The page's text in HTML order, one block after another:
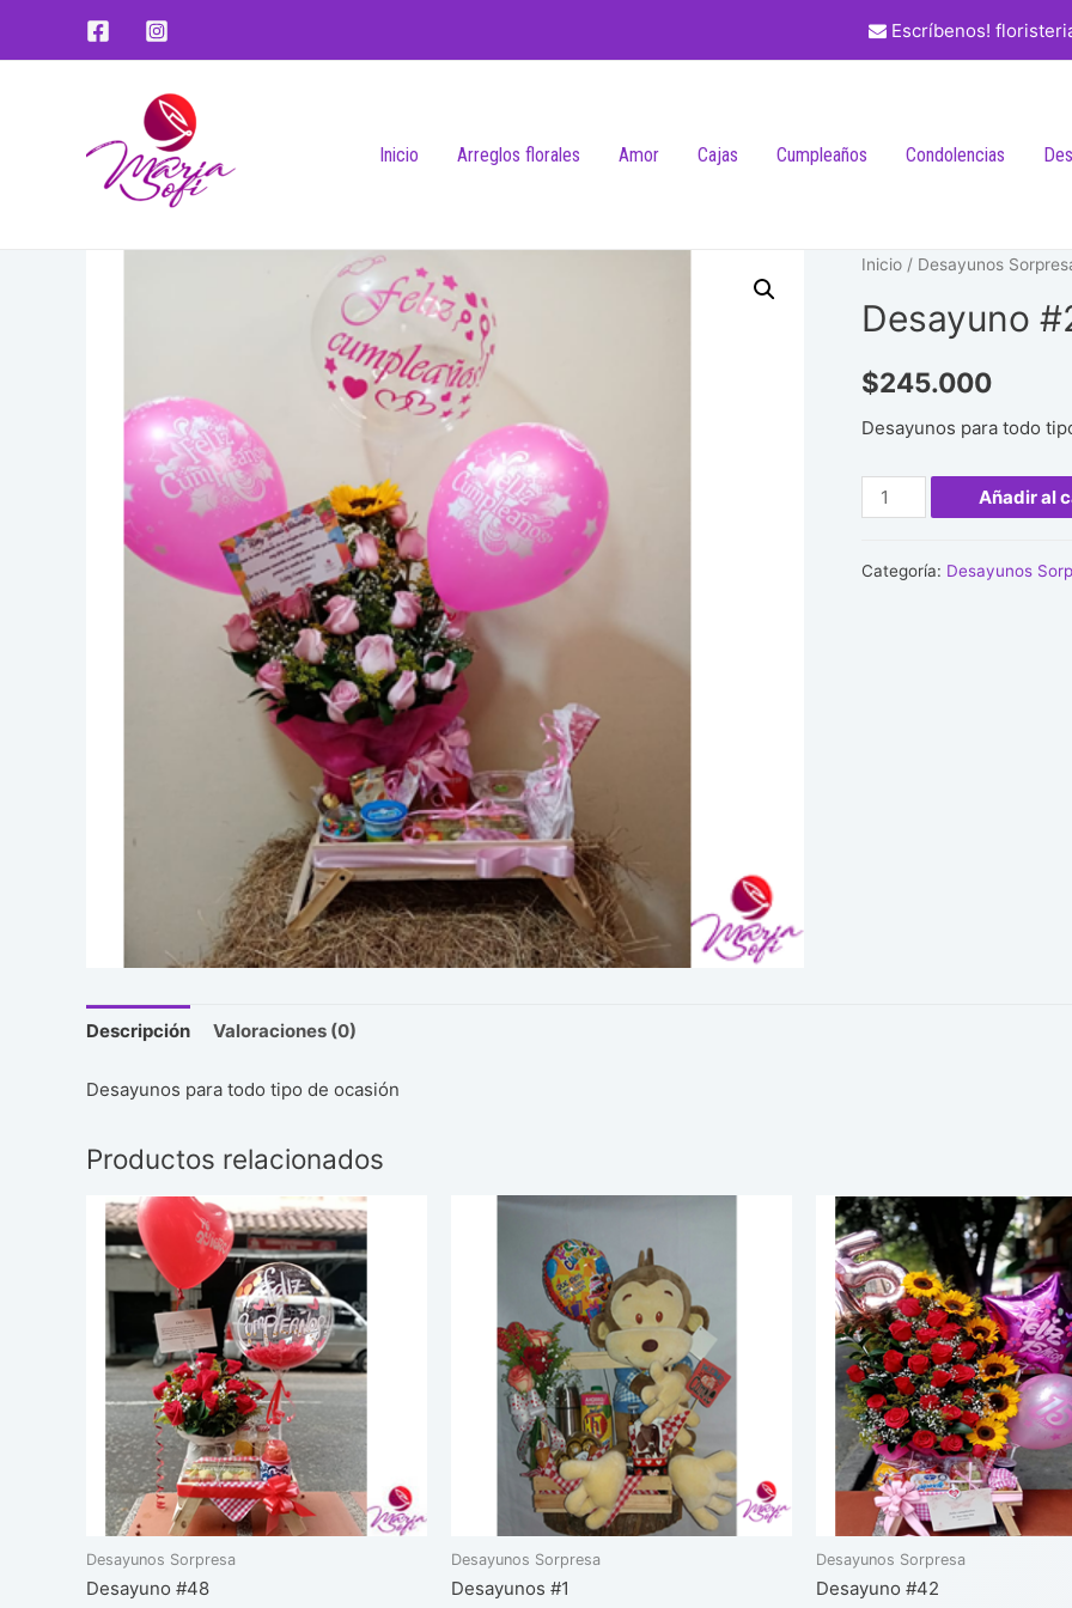
Escríbenos!
Inicio Arreglos florales Amor Cajas Cumpleaños Condolencias
Inicio / Desayunos
Desayuno
$245.000
Desayunos para todo
Desayuno
#22
Añadir al
Categoría: Desayunos
Descripción Valoraciones (0)
Desayunos para todo tipo de ocasión
Productos relacionados
Desayunos Sorpresa
Desayuno #48
Desayunos Sorpresa
Desayunos #1
Desayunos Sorpresa
Desayuno #42